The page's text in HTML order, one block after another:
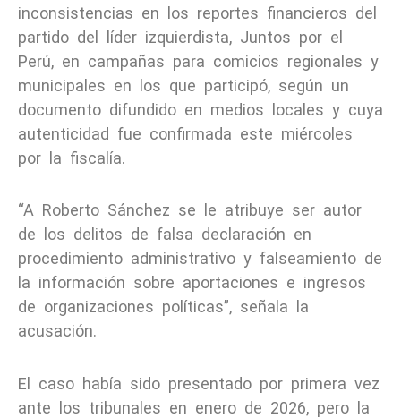
inconsistencias en los reportes financieros del
partido del líder izquierdista, Juntos por el
Perú, en campañas para comicios regionales y
municipales en los que participó, según un
documento difundido en medios locales y cuya
autenticidad fue confirmada este miércoles
por la fiscalía.
“A Roberto Sánchez se le atribuye ser autor
de los delitos de falsa declaración en
procedimiento administrativo y falseamiento de
la información sobre aportaciones e ingresos
de organizaciones políticas”, señala la
acusación.
El caso había sido presentado por primera vez
ante los tribunales en enero de 2026, pero la